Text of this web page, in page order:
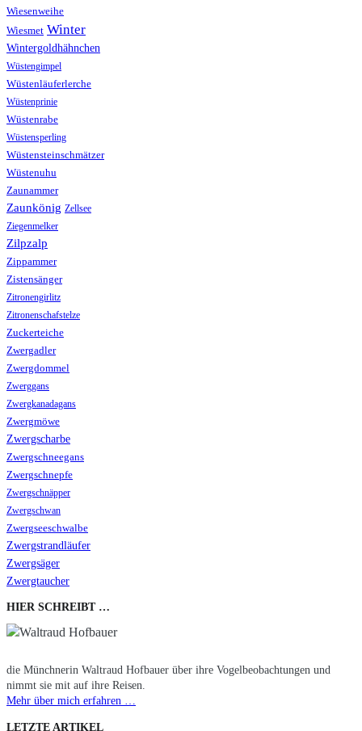
Wiesenweihe
Wiesmet Winter
Wintergoldhähnchen
Wüstengimpel
Wüstenläuferlerche
Wüstenprinie
Wüstenrabe
Wüstensperling
Wüstensteinschmätzer
Wüstenuhu
Zaunammer
Zaunkönig Zellsee
Ziegenmelker
Zilpzalp
Zippammer
Zistensänger
Zitronengirlitz
Zitronenschafstelze
Zuckerteiche
Zwergadler
Zwergdommel
Zwerggans
Zwergkanadagans
Zwergmöwe
Zwergscharbe
Zwergschneegans
Zwergschnepfe
Zwergschnäpper
Zwergschwan
Zwergseeschwalbe
Zwergstrandläufer
Zwergsäger
Zwergtaucher
HIER SCHREIBT …
die Münchnerin Waltraud Hofbauer über ihre Vogelbeobachtungen und
nimmt sie mit auf ihre Reisen.
Mehr über mich erfahren …
LETZTE ARTIKEL